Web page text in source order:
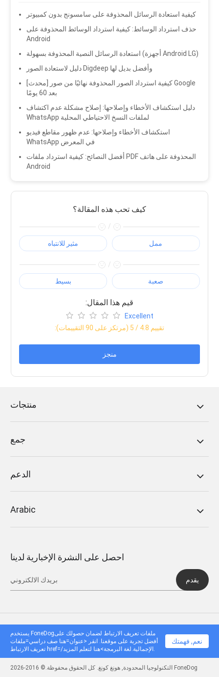
كيفية استعادة الرسائل المحذوفة على سامسونج بدون كمبيوتر
حذف استرداد الوسائط: كيفية استرداد الوسائط المحذوفة على
Android
استعادة الرسائل النصية المحذوفة بسهولة (أجهزة Android LG)
دليل لاستعادة الصور Digdeep وأفضل بديل لها
بعد 60 يومًا
دليل استكشاف الأخطاء وإصلاحها: إصلاح مشكلة عدم اكتشاف
WhatsApp لملفات النسخ الاحتياطي المحلية
استكشاف الأخطاء وإصلاحها: عدم ظهور مقاطع فيديو
WhatsApp في المعرض
أفضل النصائح: كيفية استرداد ملفات PDF المحذوفة على هاتف
Android
كيف تحب هذه المقالة؟
/
مثير للانتباه ممل
/
بسيط صعبة
:قيم هذا المقال
Excellent
:تقييم 4.8 / 5 (مرتكز على 90 التقييمات)
منجز
منتجات
جمع
الدعم
Arabic
احصل على النشرة الإخبارية لدينا
يقدم
التكنولوجيا المحدودة, هونغ كونغ. كل الحقوق محفوظة.© 2016-2026 FoneDog
يستخدم FoneDogملفات تعريف الارتباط لضمان حصولك على
أفضل تجربة على موقعنا. انقر <عنوان=هنا صف دراسي=ملفات
تعريف الارتباط href=/الإجمالية.لغة البرمجة>هنا لتعلم المزيد.
نعم, فهمتك